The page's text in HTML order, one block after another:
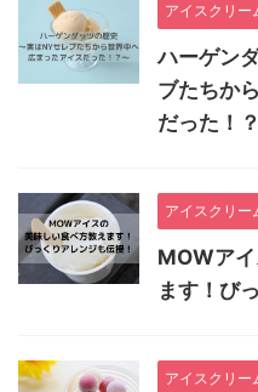
アイスクリー
ハーゲン
ブたちか
だった！
アイスクリー
MOWアイ
ます！び
アイスクリー